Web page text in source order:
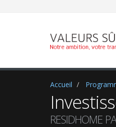
Accueil
RESIDHOME